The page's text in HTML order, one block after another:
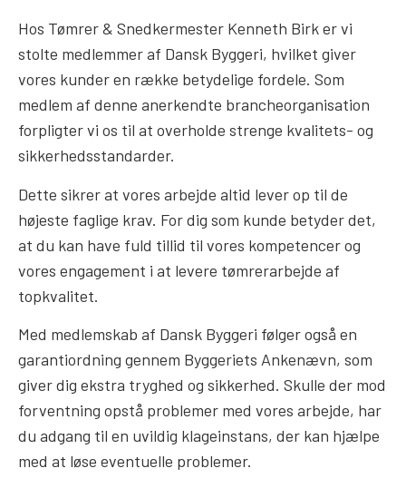
Hos Tømrer & Snedkermester Kenneth Birk er vi
stolte medlemmer af Dansk Byggeri, hvilket giver
vores kunder en række betydelige fordele. Som
medlem af denne anerkendte brancheorganisation
forpligter vi os til at overholde strenge kvalitets- og
sikkerhedsstandarder.
Dette sikrer at vores arbejde altid lever op til de
højeste faglige krav. For dig som kunde betyder det,
at du kan have fuld tillid til vores kompetencer og
vores engagement i at levere tømrerarbejde af
topkvalitet.
Med medlemskab af Dansk Byggeri følger også en
garantiordning gennem Byggeriets Ankenævn, som
giver dig ekstra tryghed og sikkerhed. Skulle der mod
forventning opstå problemer med vores arbejde, har
du adgang til en uvildig klageinstans, der kan hjælpe
med at løse eventuelle problemer.